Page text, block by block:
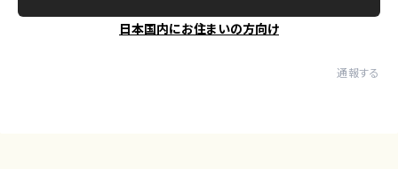
日本国内にお住まいの方向け
通報する